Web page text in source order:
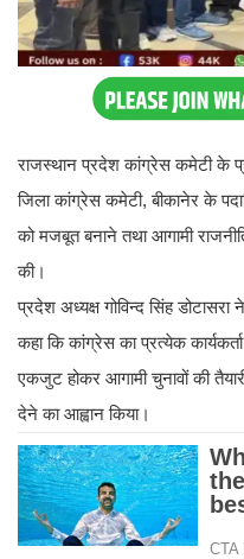
राजस्थान प्रदेश कांग्रेस कमेटी के
जिला कांग्रेस कमेटी, बीकानेर के
को मजबूत बनाने तथा आगामी
की।
प्रदेश अध्यक्ष गोविन्द सिंह डोटासरा
कहा कि कांग्रेस का प्रत्येक
एकजुट होकर आगामी चुनावों की
देने का आह्वान किया।